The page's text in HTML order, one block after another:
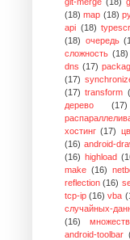
(18) map (18)
api (18)
(18) очередь
сложность (18)
dns (17)
(17)
(17) transform
дерево
(17)
хостинг (17)
(16) android-
(16) highload
make (16)
reflection (16)
tcp-ip (16) vba
случайных-
(16)
android-toolbar